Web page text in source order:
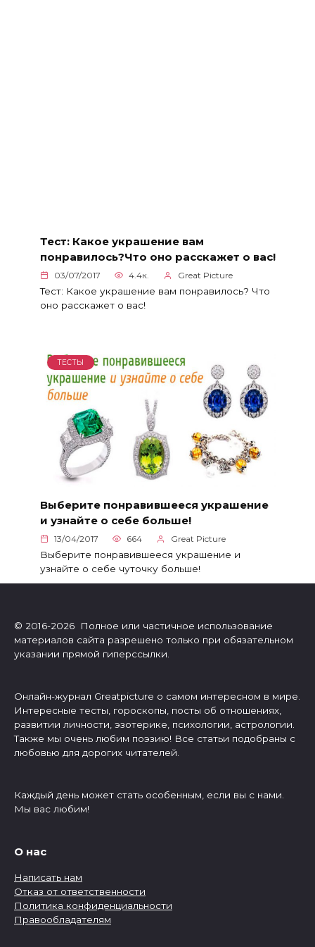
Тест: Какое украшение вам
понравилось?Что оно расскажет о вас!
03/07/2017 4.4к. Great Picture
Тест: Какое украшение вам понравилось? Что
оно расскажет о вас!
ТЕСТЫ
Выберите понравившееся украшение
и узнайте о себе больше!
13/04/2017 664 Great Picture
Выберите понравившееся украшение и
узнайте о себе чуточку больше!
© 2016-2026 Полное или частичное использование
материалов сайта разрешено только при обязательном
указании прямой гиперссылки.
Онлайн-журнал Greatpicture о самом интересном в мире.
Интересные тесты, гороскопы, посты об отношениях,
развитии личности, эзотерике, психологии, астрологии.
Также мы очень любим поэзию! Все статьи подобраны с
любовью для дорогих читателей.
Каждый день может стать особенным, если вы с нами.
Мы вас любим!
О нас
Написать нам
Отказ от ответственности
Политика конфиденциальности
Правообладателям